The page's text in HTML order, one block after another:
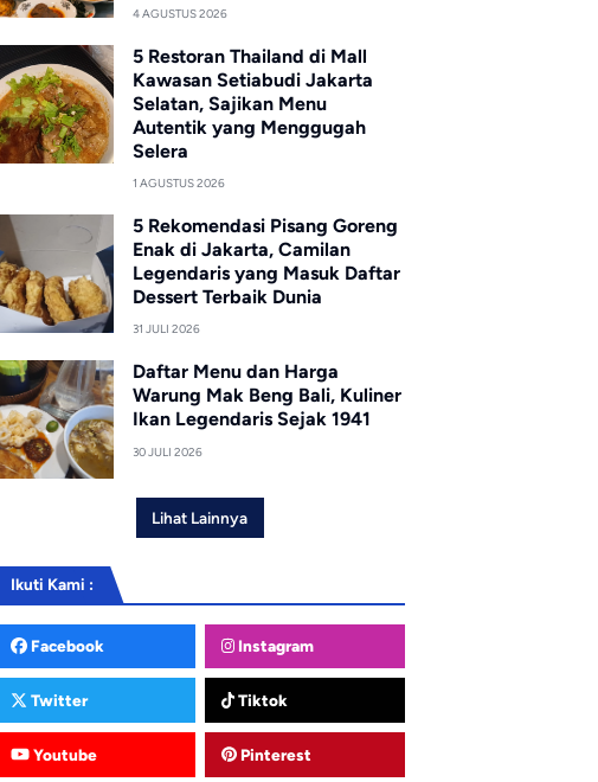
4 AGUSTUS 2026
5 Restoran Thailand di Mall
Kawasan Setiabudi Jakarta
Selatan, Sajikan Menu
Autentik yang Menggugah
Selera
1 AGUSTUS 2026
5 Rekomendasi Pisang Goreng
Enak di Jakarta, Camilan
Legendaris yang Masuk Daftar
Dessert Terbaik Dunia
31 JULI 2026
Daftar Menu dan Harga
Warung Mak Beng Bali, Kuliner
Ikan Legendaris Sejak 1941
30 JULI 2026
Lihat Lainnya
Ikuti Kami :
Facebook Instagram
Twitter Tiktok
Youtube Pinterest